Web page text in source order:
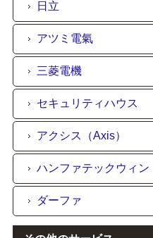
日立
アツミ電氣
三菱電機
セキュリティハウス
アクシス（Axis）
ハンファテックウィン
ダーファ